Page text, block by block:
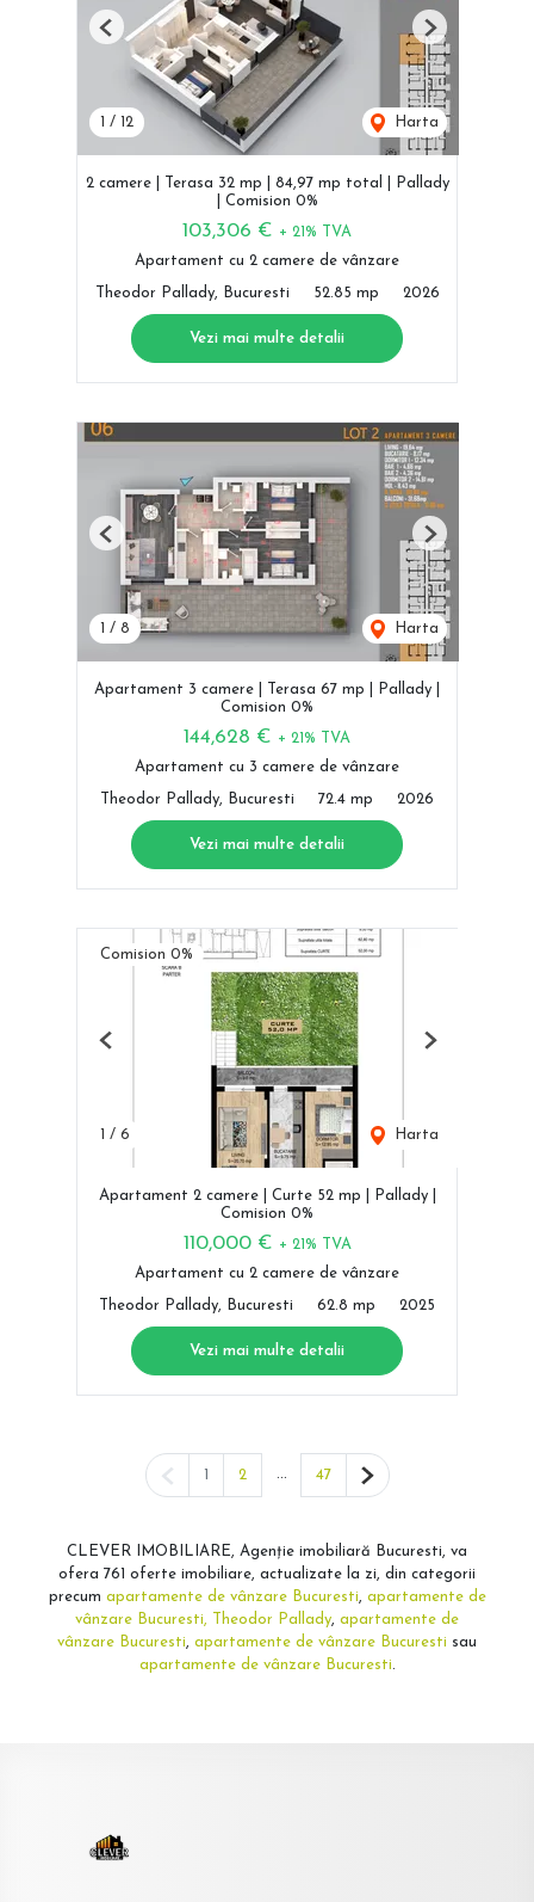
/ 12 Harta
Previous Next
2 camere | Terasa 32 mp | 84,97 mp total | Pallady
| Comision 0%
103,306 € + 21% TVA
Apartament cu 2 camere de vânzare
Theodor Pallady, Bucuresti 52.85 mp 2026
Vezi mai multe detalii
/ 8 Harta
Previous Next
Apartament 3 camere | Terasa 67 mp | Pallady |
Comision 0%
144,628 € + 21% TVA
Apartament cu 3 camere de vânzare
Theodor Pallady, Bucuresti 72.4 mp 2026
Vezi mai multe detalii
Comision 0%
1 / 6 Harta
Previous Next
Apartament 2 camere | Curte 52 mp | Pallady |
Comision 0%
110,000 € + 21% TVA
Apartament cu 2 camere de vânzare
Theodor Pallady, Bucuresti 62.8 mp 2025
Vezi mai multe detalii
Pagina anterioară
1 2 ... 47 Pagina următoare
CLEVER IMOBILIARE, Agenție imobiliară Bucuresti, va
ofera 761 oferte imobiliare, actualizate la zi, din categorii
precum apartamente de vânzare Bucuresti, apartamente de
vânzare Bucuresti, Theodor Pallady, apartamente de
vânzare Bucuresti, apartamente de vânzare Bucuresti sau
apartamente de vânzare Bucuresti.